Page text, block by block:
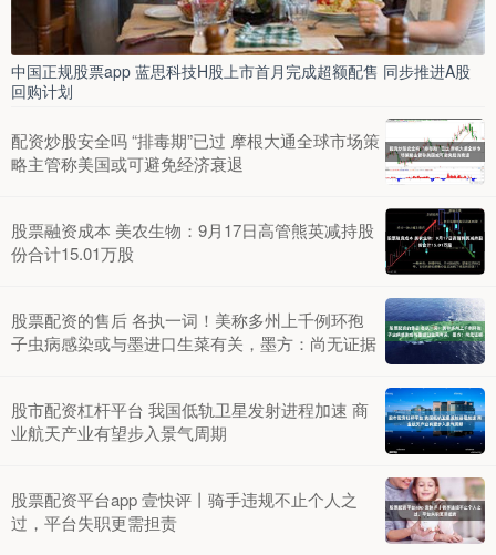
中国正规股票app 蓝思科技H股上市首月完成超额配售 同步推进A股
回购计划
配资炒股安全吗 “排毒期”已过 摩根大通全球市场策
略主管称美国或可避免经济衰退
股票融资成本 美农生物：9月17日高管熊英减持股
份合计15.01万股
股票配资的售后 各执一词！美称多州上千例环孢
子虫病感染或与墨进口生菜有关，墨方：尚无证据
股市配资杠杆平台 我国低轨卫星发射进程加速 商
业航天产业有望步入景气周期
股票配资平台app 壹快评丨骑手违规不止个人之
过，平台失职更需担责